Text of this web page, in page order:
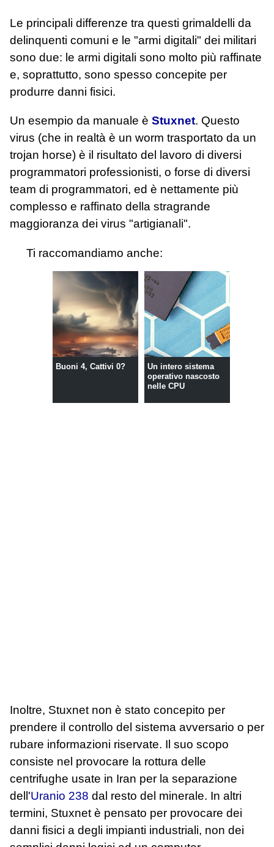
Le principali differenze tra questi grimaldelli da
delinquenti comuni e le "armi digitali" dei militari
sono due: le armi digitali sono molto più raffinate
e, soprattutto, sono spesso concepite per
produrre danni fisici.
Un esempio da manuale è Stuxnet. Questo
virus (che in realtà è un worm trasportato da un
trojan horse) è il risultato del lavoro di diversi
programmatori professionisti, o forse di diversi
team di programmatori, ed è nettamente più
complesso e raffinato della stragrande
maggioranza dei virus "artigianali".
Ti raccomandiamo anche:
Buoni 4, Cattivi 0?
Un intero sistema
operativo nascosto
nelle CPU
Inoltre, Stuxnet non è stato concepito per
prendere il controllo del sistema avversario o per
rubare informazioni riservate. Il suo scopo
consiste nel provocare la rottura delle
centrifughe usate in Iran per la separazione
dell'Uranio 238 dal resto del minerale. In altri
termini, Stuxnet è pensato per provocare dei
danni fisici a degli impianti industriali, non dei